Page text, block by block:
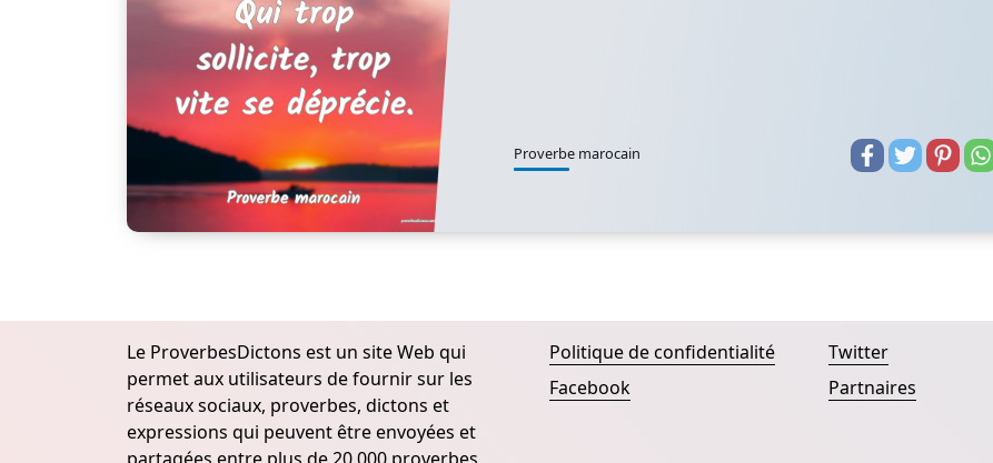
Proverbe marocain
Le ProverbesDictons est un site Web qui
permet aux utilisateurs de fournir sur les
réseaux sociaux, proverbes, dictons et
expressions qui peuvent être envoyées et
Politique de confidentialité
Facebook
Twitter
Partnaires